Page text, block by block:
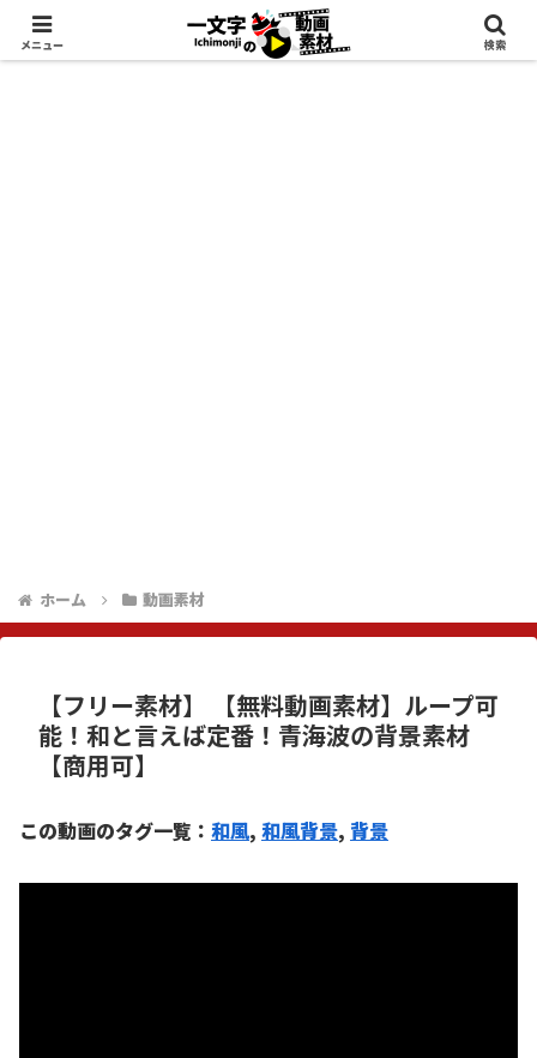
ホーム 動画素材
【フリー素材】 【無料動画素材】ループ可
能！和と言えば定番！青海波の背景素材
【商用可】
この動画のタグ一覧： 和風, 和風背景, 背景
メニュー 検索